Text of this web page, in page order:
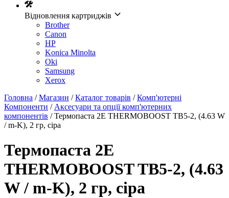
Відновлення картриджів
Brother
Canon
HP
Konica Minolta
Oki
Samsung
Xerox
Головна /Магазин /Каталог товарів /Комп'ютерні
Компоненти / Аксесуари та опції комп'ютерних
компонентів / Термопаста 2E THERMOBOOST TB5-2, (4.63 W
/ m-K), 2 гр, сіра
Термопаста 2E
THERMOBOOST TB5-2, (4.63
W / m-K), 2 гр, сіра